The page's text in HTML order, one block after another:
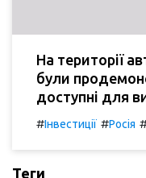
На території
були
доступні для
#Інвестиції #Росія
Теги